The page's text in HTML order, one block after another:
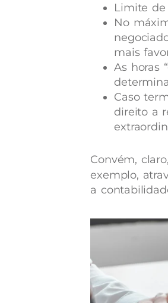
Limite de
No
mais
As horas
Caso
direito a
Convém,
exemplo,
a